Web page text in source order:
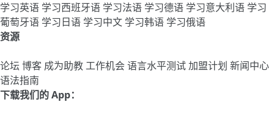
学习英语 学习西班牙语 学习法语 学习德语 学习意大利语 学习
葡萄牙语 学习日语 学习中文 学习韩语 学习俄语
资源
论坛 博客 成为助教工作机会语言水平测试加盟计划 新闻中心
语法指南
下载我们的 App：